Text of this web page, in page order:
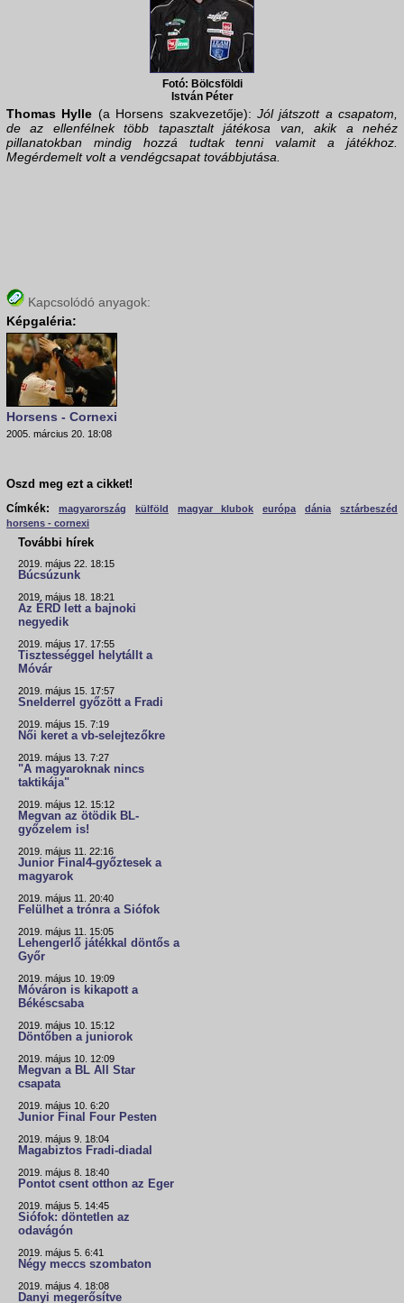
Fotó: Bölcsföldi
István Péter
Thomas Hylle (a Horsens szakvezetője): Jól játszott a csapatom,
de az ellenfélnek több tapasztalt játékosa van, akik a nehéz
pillanatokban mindig hozzá tudtak tenni valamit a játékhoz.
Megérdemelt volt a vendégcsapat továbbjutása.
Kapcsolódó anyagok:
Képgaléria:
Horsens - Cornexi
2005. március 20. 18:08
Oszd meg ezt a cikket!
Címkék:
magyarország külföld magyar klubok európa dánia
sztárbeszéd
horsens - cornexi
További hírek
2019. május 22. 18:15
Búcsúzunk
2019. május 18. 18:21
Az ÉRD lett a bajnoki
negyedik
2019. május 17. 17:55
Tisztességgel helytállt a
Móvár
2019. május 15. 17:57
Snelderrel győzött a Fradi
2019. május 15. 7:19
Női keret a vb-selejtezőkre
2019. május 13. 7:27
"A magyaroknak nincs
taktikája"
2019. május 12. 15:12
Megvan az ötödik BL-
győzelem is!
2019. május 11. 22:16
Junior Final4-győztesek a
magyarok
2019. május 11. 20:40
Felülhet a trónra a Siófok
2019. május 11. 15:05
Lehengerlő játékkal döntős a
Győr
2019. május 10. 19:09
Móváron is kikapott a
Békéscsaba
2019. május 10. 15:12
Döntőben a juniorok
2019. május 10. 12:09
Megvan a BL All Star
csapata
2019. május 10. 6:20
Junior Final Four Pesten
2019. május 9. 18:04
Magabiztos Fradi-diadal
2019. május 8. 18:40
Pontot csent otthon az Eger
2019. május 5. 14:45
Siófok: döntetlen az
odavágón
2019. május 5. 6:41
Négy meccs szombaton
2019. május 4. 18:08
Danyi megerősítve